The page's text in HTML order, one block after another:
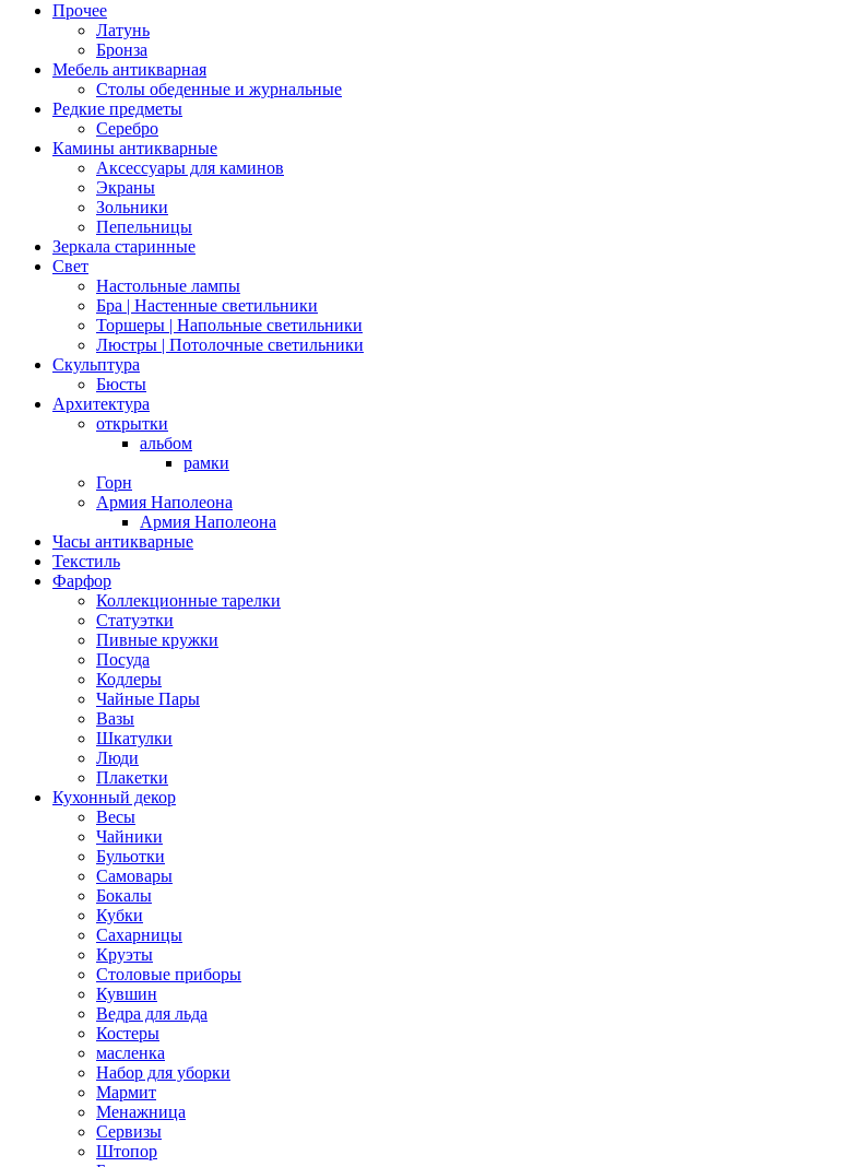
Прочее
Латунь
Бронза
Мебель антикварная
Столы обеденные и журнальные
Редкие предметы
Серебро
Камины антикварные
Аксессуары для каминов
Экраны
Зольники
Пепельницы
Зеркала старинные
Свет
Настольные лампы
Бра | Настенные светильники
Торшеры | Напольные светильники
Люстры | Потолочные светильники
Скульптура
Бюсты
Архитектура
открытки
альбом
рамки
Горн
Армия Наполеона
Армия Наполеона
Часы антикварные
Текстиль
Фарфор
Коллекционные тарелки
Статуэтки
Пивные кружки
Посуда
Кодлеры
Чайные Пары
Вазы
Шкатулки
Люди
Плакетки
Кухонный декор
Весы
Чайники
Бульотки
Самовары
Бокалы
Кубки
Сахарницы
Круэты
Столовые приборы
Кувшин
Ведра для льда
Костеры
масленка
Набор для уборки
Мармит
Менажница
Сервизы
Штопор